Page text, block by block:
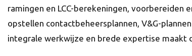
ramingen en LCC-berekeningen, voorbereiden
opstellen contactbeheersplannen, V&G-
integrale werkwijze en brede expertise maakt